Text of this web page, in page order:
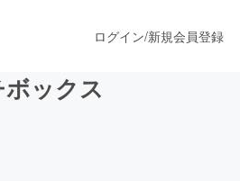
ログイン/新規会員登録
ックス